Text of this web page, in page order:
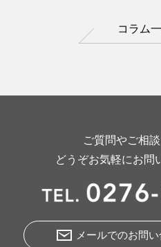
コラム
ご質問やご相
どうぞお気軽にお問
メールでのお問